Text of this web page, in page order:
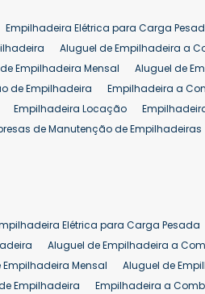
Empilhadeira Elétrica para Carga
Aluguel de Empilhadeira a
Empilhadeira Mensal Aluguel de
de Empilhadeira Empilhadeira a
Empilhadeira Locação
de Manutenção de Empilhadeiras
25 ton Comprar
Elétrica para Carga Pesada
Aluguel de Empilhadeira a
Empilhadeira Mensal Aluguel de
Empilhadeira Empilhadeira a